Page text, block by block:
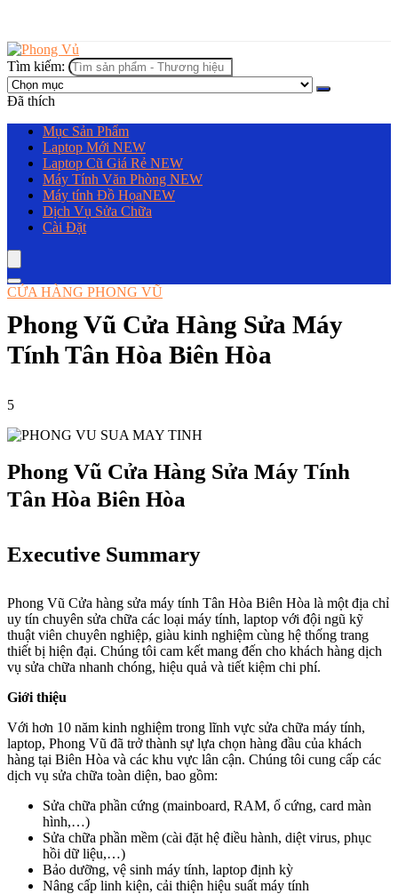
Tìm kiếm:
Đã thích
Mục Sản Phẩm
Laptop Mới NEW
Laptop Cũ Giá Rẻ NEW
Máy Tính Văn Phòng NEW
Máy tính Đồ HọaNEW
Dịch Vụ Sửa Chữa
Cài Đặt
CỬA HÀNG PHONG VŨ
Phong Vũ Cửa Hàng Sửa Máy
Tính Tân Hòa Biên Hòa
5
Phong Vũ Cửa Hàng Sửa Máy Tính
Tân Hòa Biên Hòa
Executive Summary
Phong Vũ Cửa hàng sửa máy tính Tân Hòa Biên Hòa là một địa chỉ
uy tín chuyên sửa chữa các loại máy tính, laptop với đội ngũ kỹ
thuật viên chuyên nghiệp, giàu kinh nghiệm cùng hệ thống trang
thiết bị hiện đại. Chúng tôi cam kết mang đến cho khách hàng dịch
vụ sửa chữa nhanh chóng, hiệu quả và tiết kiệm chi phí.
Giới thiệu
Với hơn 10 năm kinh nghiệm trong lĩnh vực sửa chữa máy tính,
laptop, Phong Vũ đã trở thành sự lựa chọn hàng đầu của khách
hàng tại Biên Hòa và các khu vực lân cận. Chúng tôi cung cấp các
dịch vụ sửa chữa toàn diện, bao gồm:
Sửa chữa phần cứng (mainboard, RAM, ổ cứng, card màn
hình,…)
Sửa chữa phần mềm (cài đặt hệ điều hành, diệt virus, phục
hồi dữ liệu,…)
Bảo dưỡng, vệ sinh máy tính, laptop định kỳ
Nâng cấp linh kiện, cải thiện hiệu suất máy tính